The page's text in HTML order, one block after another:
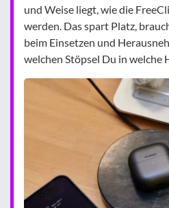
und Weise liegt, wie die
werden. Das spart Platz,
beim Einsetzen und
welchen Stöpsel Du in welche